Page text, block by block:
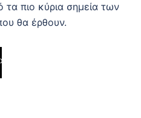
πιο κύρια σημεία των
θα έρθουν.